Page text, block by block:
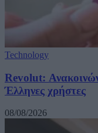
Technology
Revolut:
Έλληνες χρήστες
08/08/2026